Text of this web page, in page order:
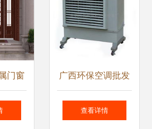
门窗
金属
广西环保空调批发
价参考与金属门窗
查看详情